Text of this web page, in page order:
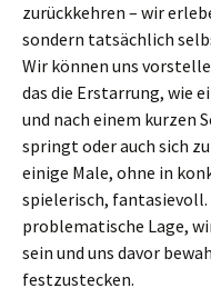
zurückkehren – wir
sondern tatsächlich
Wir können uns
das die Erstarrung, wie
und nach einem kurzen
springt oder auch sich
einige Male, ohne in
spielerisch, fantasievoll.
problematische Lage,
sein und uns davor
festzustecken.